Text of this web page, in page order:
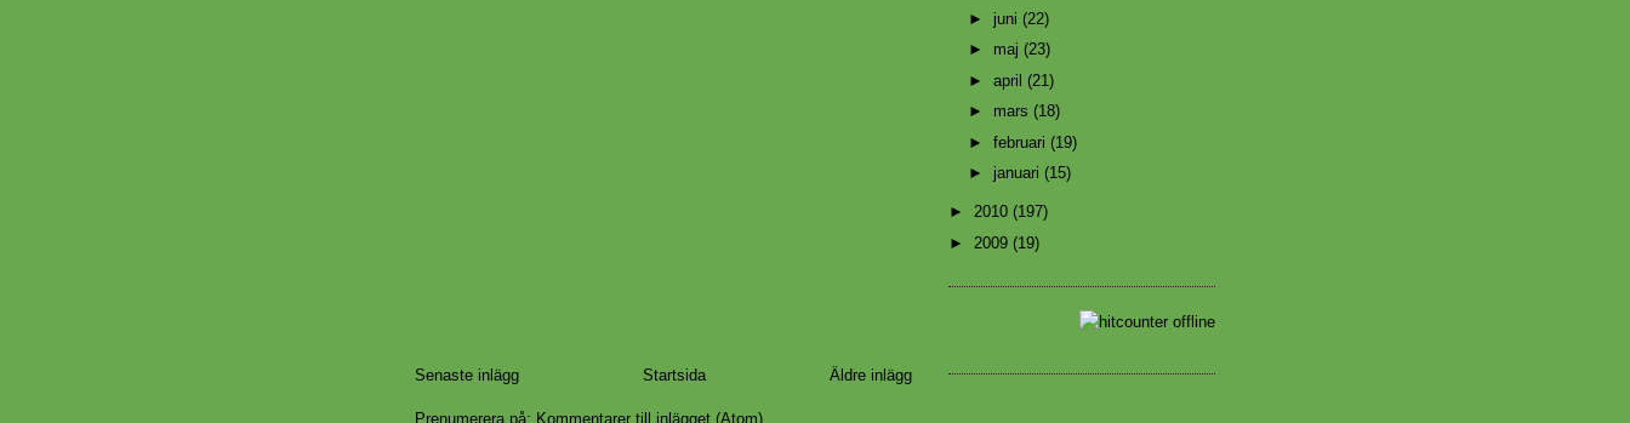
Senaste inlägg Äldre inlägg
Startsida
Prenumerera på: Kommentarer till inlägget (Atom)
► juni (22)
► maj (23)
► april (21)
► mars (18)
► februari (19)
► januari (15)
► 2010 (197)
► 2009 (19)